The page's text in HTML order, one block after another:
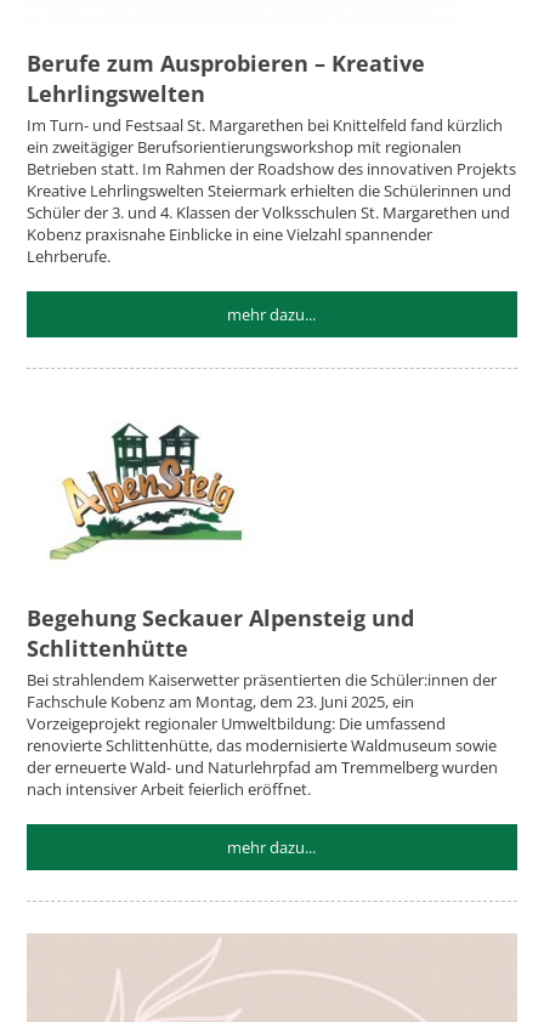
Berufe zum Ausprobieren – Kreative
Lehrlingswelten
Im Turn- und Festsaal St. Margarethen bei Knittelfeld fand kürzlich
ein zweitägiger Berufsorientierungsworkshop mit regionalen
Betrieben statt. Im Rahmen der Roadshow des innovativen Projekts
Kreative Lehrlingswelten Steiermark erhielten die Schülerinnen und
Schüler der 3. und 4. Klassen der Volksschulen St. Margarethen und
Kobenz praxisnahe Einblicke in eine Vielzahl spannender
Lehrberufe.
mehr dazu...
Begehung Seckauer Alpensteig und
Schlittenhütte
Bei strahlendem Kaiserwetter präsentierten die Schüler:innen der
Fachschule Kobenz am Montag, dem 23. Juni 2025, ein
Vorzeigeprojekt regionaler Umweltbildung: Die umfassend
renovierte Schlittenhütte, das modernisierte Waldmuseum sowie
der erneuerte Wald- und Naturlehrpfad am Tremmelberg wurden
nach intensiver Arbeit feierlich eröffnet.
mehr dazu...